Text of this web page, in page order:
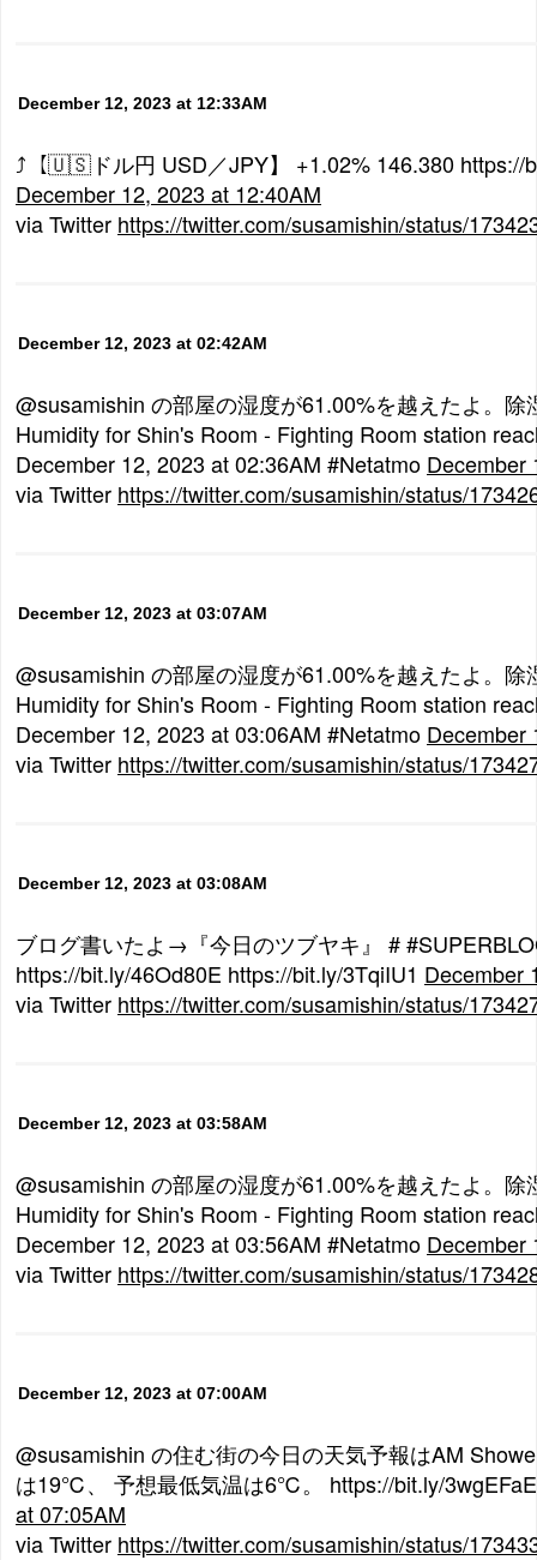
December 12, 2023 at 12:33AM
⤴【🇺🇸ドル円 USD／JPY】 +1.02% 146.380 https://
December 12, 2023 at 12:40AM
via Twitter https://twitter.com/susamishin/status/
December 12, 2023 at 02:42AM
@susamishin の部屋の湿度が61.00%を越えたよ。除
Humidity for Shin's Room - Fighting Room station
December 12, 2023 at 02:36AM #Netatmo December
via Twitter https://twitter.com/susamishin/status/
December 12, 2023 at 03:07AM
@susamishin の部屋の湿度が61.00%を越えたよ。除
Humidity for Shin's Room - Fighting Room station
December 12, 2023 at 03:06AM #Netatmo December
via Twitter https://twitter.com/susamishin/status/
December 12, 2023 at 03:08AM
ブログ書いたよ→『今日のツブヤキ』 #
https://bit.ly/46Od80E https://bit.ly/3TqiIU1 December
via Twitter https://twitter.com/susamishin/status/
December 12, 2023 at 03:58AM
@susamishin の部屋の湿度が61.00%を越えたよ。除
Humidity for Shin's Room - Fighting Room station
December 12, 2023 at 03:56AM #Netatmo December
via Twitter https://twitter.com/susamishin/status/
December 12, 2023 at 07:00AM
@susamishin の住む街の今日の天気予報はAM
は19℃、 予想最低気温は6℃。 https://bit.ly/
at 07:05AM
via Twitter https://twitter.com/susamishin/status/